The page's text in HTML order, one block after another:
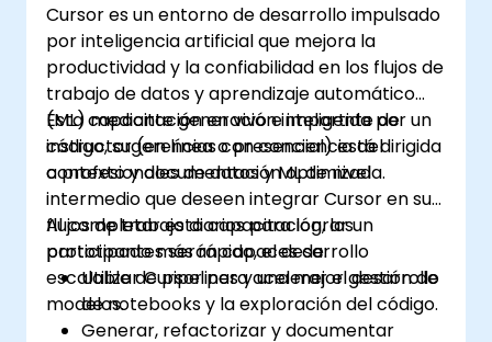
front-end mediante la asistencia de
Copilot.
Cursor es un entorno de desarrollo impulsado
por inteligencia artificial que mejora la
productividad y la confiabilidad en los flujos de
trabajo de datos y aprendizaje automático
(ML) mediante generación inteligente de
código, sugerencias con conciencia del
contexto y documentación optimizada.
Esta capacitación en vivo e impartida por un
instructor (en línea o presencial) está dirigida
a profesionales de datos y ML de nivel
intermedio que deseen integrar Cursor en sus
flujos de trabajo diarios para lograr un
prototipado más rápido, el desarrollo
escalable de pipelines y una mejor gestión de
modelos.
Al completar esta capacitación, los
participantes serán capaces de:
Utilizar Cursor para acelerar el desarrollo
de notebooks y la exploración del código.
Generar, refactorizar y documentar